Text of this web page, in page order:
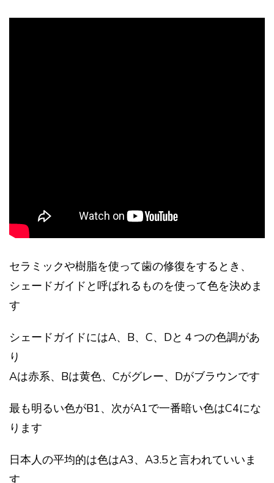
セラミックや樹脂を使って歯の修復をするとき、
シェードガイドと呼ばれるものを使って色を決めま
す
シェードガイドにはA、B、C、Dと４つの色調があ
り
Aは赤系、Bは黄色、Cがグレー、Dがブラウンです
最も明るい色がB1、次がA1で一番暗い色はC4にな
ります
日本人の平均的は色はA3、A3.5と言われていいま
す